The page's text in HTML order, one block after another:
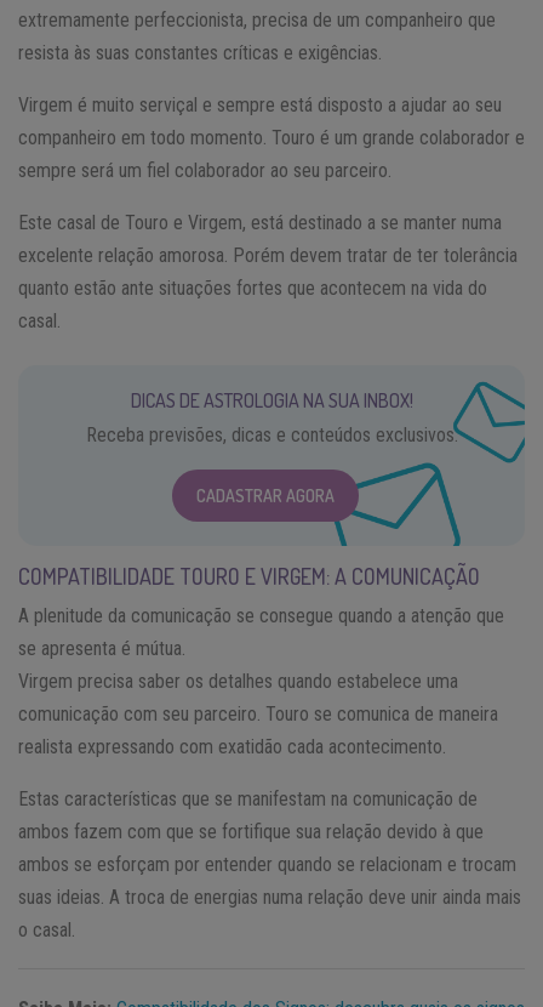
extremamente perfeccionista, precisa de um companheiro que
resista às suas constantes críticas e exigências.
Virgem é muito serviçal e sempre está disposto a ajudar ao seu
companheiro em todo momento. Touro é um grande colaborador e
sempre será um fiel colaborador ao seu parceiro.
Este casal de Touro e Virgem, está destinado a se manter numa
excelente relação amorosa. Porém devem tratar de ter tolerância
quanto estão ante situações fortes que acontecem na vida do
casal.
DICAS DE ASTROLOGIA NA SUA INBOX!
Receba previsões, dicas e conteúdos exclusivos.
CADASTRAR AGORA
COMPATIBILIDADE TOURO E VIRGEM: A COMUNICAÇÃO
A plenitude da comunicação se consegue quando a atenção que
se apresenta é mútua.
Virgem precisa saber os detalhes quando estabelece uma
comunicação com seu parceiro. Touro se comunica de maneira
realista expressando com exatidão cada acontecimento.
Estas características que se manifestam na comunicação de
ambos fazem com que se fortifique sua relação devido à que
ambos se esforçam por entender quando se relacionam e trocam
suas ideias. A troca de energias numa relação deve unir ainda mais
o casal.